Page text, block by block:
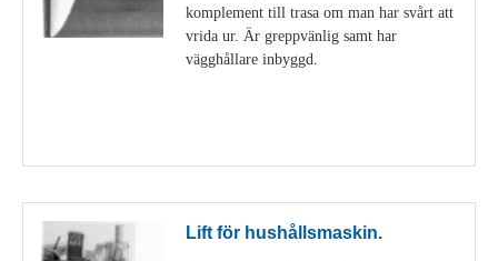
komplement till trasa om man har svårt att
vrida ur. Är greppvänlig samt har
vägghållare inbyggd.
Lift för hushållsmaskin.